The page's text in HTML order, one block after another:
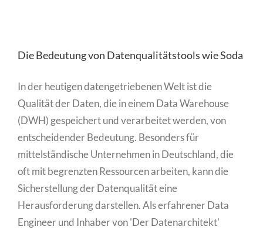
Die Bedeutung von Datenqualitätstools wie Soda
In der heutigen datengetriebenen Welt ist die
Qualität der Daten, die in einem Data Warehouse
(DWH) gespeichert und verarbeitet werden, von
entscheidender Bedeutung. Besonders für
mittelständische Unternehmen in Deutschland, die
oft mit begrenzten Ressourcen arbeiten, kann die
Sicherstellung der Datenqualität eine
Herausforderung darstellen. Als erfahrener Data
Engineer und Inhaber von 'Der Datenarchitekt'